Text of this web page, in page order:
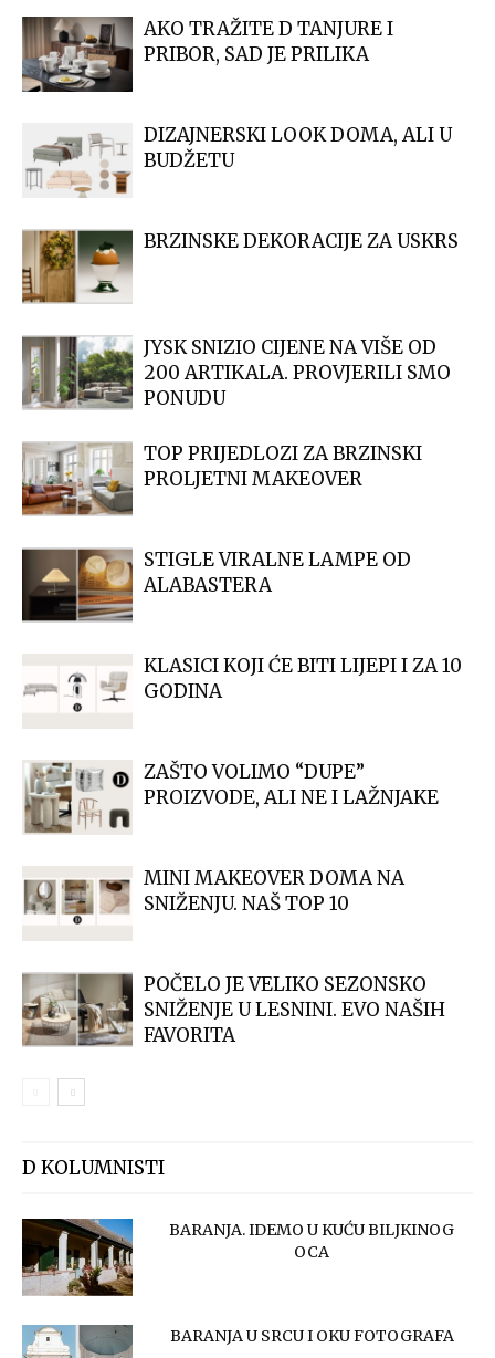
AKO TRAŽITE D TANJURE I
PRIBOR, SAD JE PRILIKA
DIZAJNERSKI LOOK DOMA, ALI U
BUDŽETU
BRZINSKE DEKORACIJE ZA USKRS
JYSK SNIZIO CIJENE NA VIŠE OD
200 ARTIKALA. PROVJERILI SMO
PONUDU
TOP PRIJEDLOZI ZA BRZINSKI
PROLJETNI MAKEOVER
STIGLE VIRALNE LAMPE OD
ALABASTERA
KLASICI KOJI ĆE BITI LIJEPI I ZA 10
GODINA
ZAŠTO VOLIMO “DUPE”
PROIZVODE, ALI NE I LAŽNJAKE
MINI MAKEOVER DOMA NA
SNIŽENJU. NAŠ TOP 10
POČELO JE VELIKO SEZONSKO
SNIŽENJE U LESNINI. EVO NAŠIH
FAVORITA
D KOLUMNISTI
BARANJA. IDEMO U KUĆU BILJKINOG
OCA
BARANJA U SRCU I OKU FOTOGRAFA